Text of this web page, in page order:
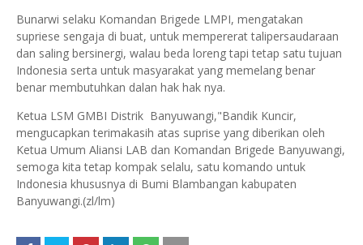
Bunarwi selaku Komandan Brigede LMPI, mengatakan
supriese sengaja di buat, untuk mempererat talipersaudaraan
dan saling bersinergi, walau beda loreng tapi tetap satu tujuan
Indonesia serta untuk masyarakat yang memelang benar
benar membutuhkan dalan hak hak nya.
Ketua LSM GMBI Distrik Banyuwangi,"Bandik Kuncir,
mengucapkan terimakasih atas suprise yang diberikan oleh
Ketua Umum Aliansi LAB dan Komandan Brigede Banyuwangi,
semoga kita tetap kompak selalu, satu komando untuk
Indonesia khususnya di Bumi Blambangan kabupaten
Banyuwangi.(zl/lm)